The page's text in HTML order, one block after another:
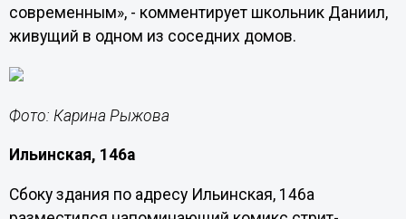
современным», - комментирует школьник Даниил,
живущий в одном из соседних домов.
Фото: Карина Рыжова
Ильинская, 146а
Сбоку здания по адресу Ильинская, 146а